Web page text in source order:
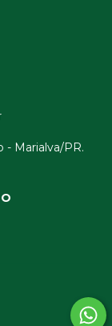
- Marialva/PR.